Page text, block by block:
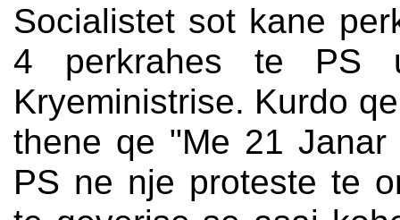
Socialistet sot kane
4 perkrahes te PS
Kryeministrise. Kurdo
thene qe "Me 21
PS ne nje proteste te